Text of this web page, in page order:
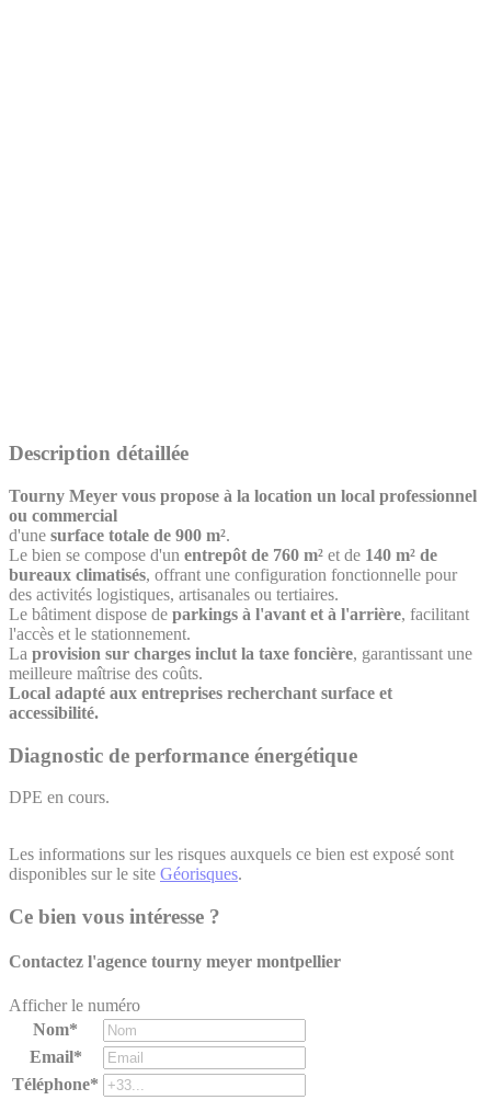
Description détaillée
Tourny Meyer vous propose à la location un local professionnel
ou commercial
d'une surface totale de 900 m².
Le bien se compose d'un entrepôt de 760 m² et de 140 m² de
bureaux climatisés, offrant une configuration fonctionnelle pour
des activités logistiques, artisanales ou tertiaires.
Le bâtiment dispose de parkings à l'avant et à l'arrière, facilitant
l'accès et le stationnement.
La provision sur charges inclut la taxe foncière, garantissant une
meilleure maîtrise des coûts.
Local adapté aux entreprises recherchant surface et
accessibilité.
Diagnostic de performance énergétique
DPE en cours.
Les informations sur les risques auxquels ce bien est exposé sont
disponibles sur le site Géorisques.
Ce bien vous intéresse ?
Contactez l'agence tourny meyer montpellier
Afficher le numéro
Nom*
Email*
Téléphone*